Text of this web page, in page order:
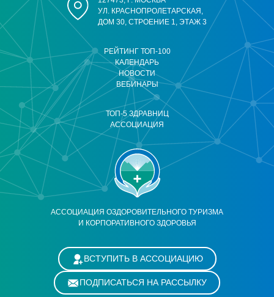
АССОЦИАЦИЯ ОЗДОРОВИТЕЛЬНОГО ТУРИЗМА
И КОРПОРАТИВНОГО ЗДОРОВЬЯ
РЕЙТИНГ ТОП-100
КАЛЕНДАРЬ
НОВОСТИ
ВЕБИНАРЫ
ТОП-5 ЗДРАВНИЦ
АССОЦИАЦИЯ
УЛ. КРАСНОПРОЛЕТАРСКАЯ,
ДОМ 30, СТРОЕНИЕ 1, ЭТАЖ 3
ВСТУПИТЬ В АССОЦИАЦИЮ
ПОДПИСАТЬСЯ НА РАССЫЛКУ